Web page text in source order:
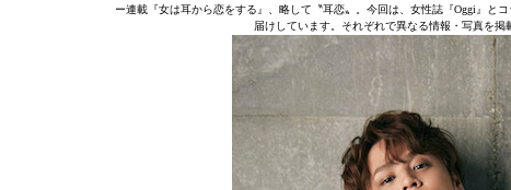
ー連載『女は耳から恋をする』、略して〝耳恋〟。今回は、女性誌『Oggi』
届けしています。それぞれで異なる情報・写真を